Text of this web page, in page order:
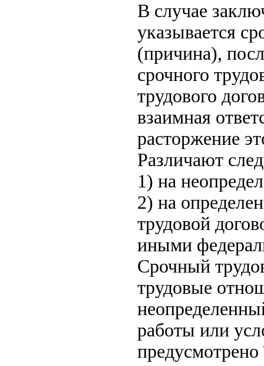
В случае
указывается
(причина),
срочного
трудового
взаимная
расторжение
Различают
1) на
2) на
трудовой
иными
Срочный
трудовые
работы или